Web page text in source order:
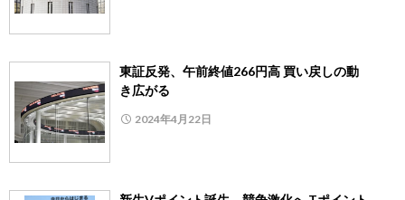
東証反発、午前終値266円高 買い戻しの動
き広がる
2024年4月22日